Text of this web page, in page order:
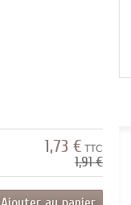
1,73 € TTC
1,91 €